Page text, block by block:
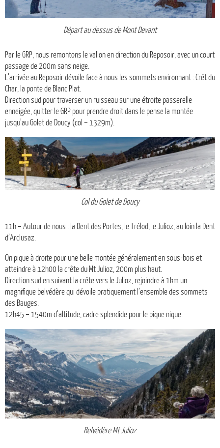
Départ au dessus de Mont Devant
Par le GRP, nous remontons le vallon en direction du Reposoir, avec un court
passage de 200m sans neige.
L’arrivée au Reposoir dévoile face à nous les sommets environnant : Crêt du
Char, la ponte de Blanc Plat.
Direction sud pour traverser un ruisseau sur une étroite passerelle
enneigée, quitter le GRP pour prendre droit dans le pense la montée
jusqu’au Golet de Doucy (col – 1329m).
Col du Golet de Doucy
11h – Autour de nous : la Dent des Portes, le Trélod, le Julioz, au loin la Dent
d’Arclusaz.
On pique à droite pour une belle montée généralement en sous-bois et
atteindre à 12h00 la crête du Mt Julioz, 200m plus haut.
Direction sud en suivant la crête vers le Julioz, rejoindre à 1km un
magnifique belvédère qui dévoile pratiquement l’ensemble des sommets
des Bauges.
12h45 – 1540m d’altitude, cadre splendide pour le pique nique.
Belvédère Mt Julioz